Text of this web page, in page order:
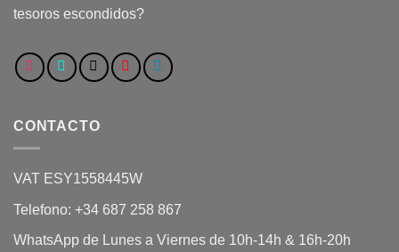
tesoros escondidos?
CONTACTO
VAT ESY1558445W
Telefono: +34 687 258 867
WhatsApp de Lunes a Viernes de 10h-14h & 16h-20h